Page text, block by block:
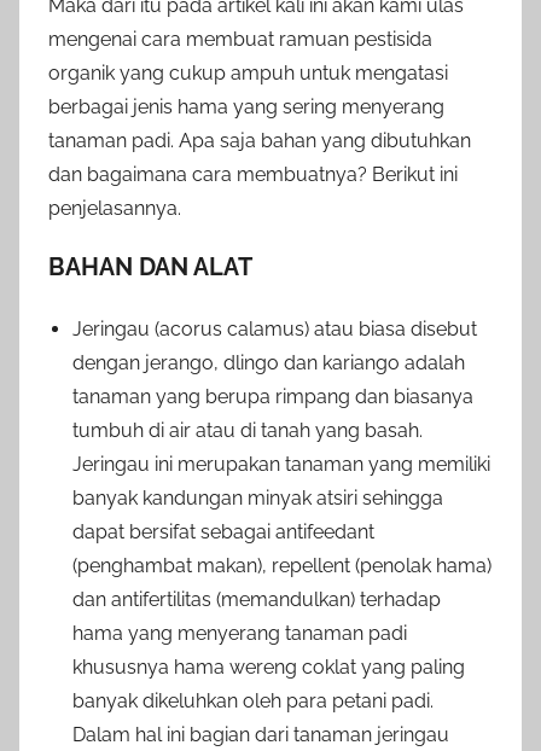
Maka dari itu pada artikel kali ini akan kami ulas
mengenai cara membuat ramuan pestisida
organik yang cukup ampuh untuk mengatasi
berbagai jenis hama yang sering menyerang
tanaman padi. Apa saja bahan yang dibutuhkan
dan bagaimana cara membuatnya? Berikut ini
penjelasannya.
BAHAN DAN ALAT
Jeringau (acorus calamus) atau biasa disebut
dengan jerango, dlingo dan kariango adalah
tanaman yang berupa rimpang dan biasanya
tumbuh di air atau di tanah yang basah.
Jeringau ini merupakan tanaman yang memiliki
banyak kandungan minyak atsiri sehingga
dapat bersifat sebagai antifeedant
(penghambat makan), repellent (penolak hama)
dan antifertilitas (memandulkan) terhadap
hama yang menyerang tanaman padi
khususnya hama wereng coklat yang paling
banyak dikeluhkan oleh para petani padi.
Dalam hal ini bagian dari tanaman jeringau